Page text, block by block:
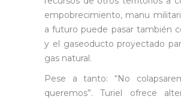
empobrecimiento, manu
a futuro puede pasar también
y el gaseoducto proyectado
gas natural.
Pese a tanto: “No
queremos”. Turiel ofrece